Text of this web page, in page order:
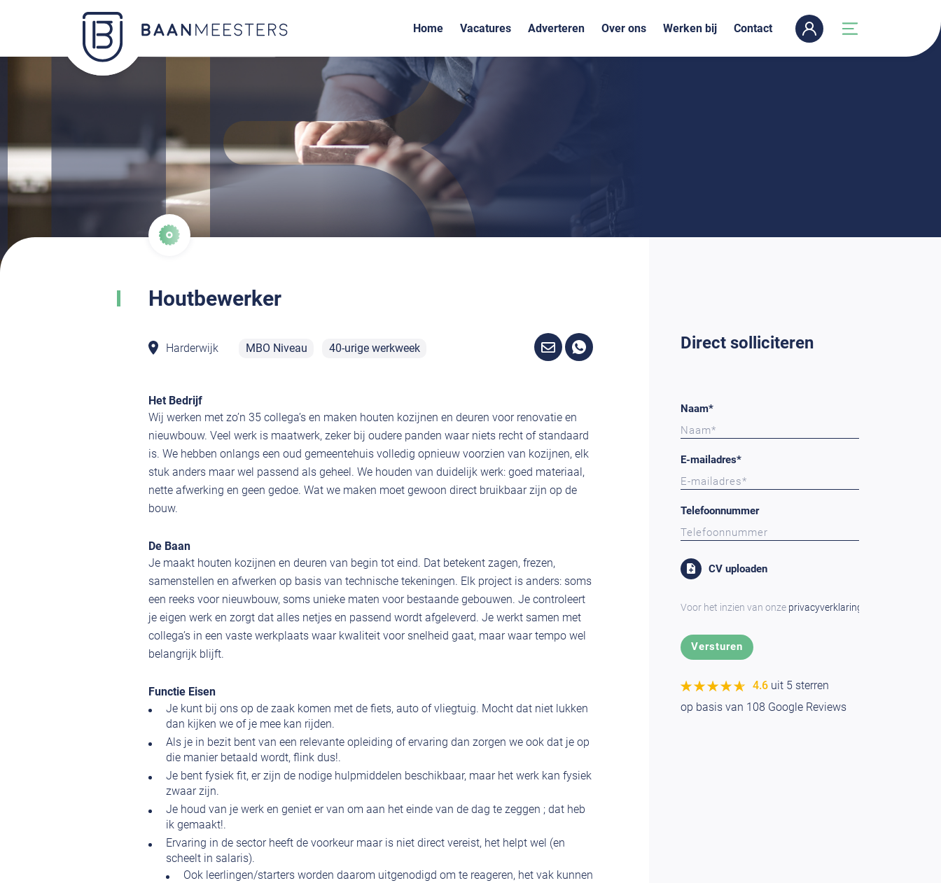
Home Vacatures Adverteren Over ons Werken bij Contact
Houtbewerker
Harderwijk MBO Niveau 40-urige werkweek
Het Bedrijf
Wij werken met zo’n 35 collega’s en maken houten kozijnen en deuren voor renovatie en
nieuwbouw. Veel werk is maatwerk, zeker bij oudere panden waar niets recht of standaard
is. We hebben onlangs een oud gemeentehuis volledig opnieuw voorzien van kozijnen, elk
stuk anders maar wel passend als geheel. We houden van duidelijk werk: goed materiaal,
nette afwerking en geen gedoe. Wat we maken moet gewoon direct bruikbaar zijn op de
bouw.
De Baan
Je maakt houten kozijnen en deuren van begin tot eind. Dat betekent zagen, frezen,
samenstellen en afwerken op basis van technische tekeningen. Elk project is anders: soms
een reeks voor nieuwbouw, soms unieke maten voor bestaande gebouwen. Je controleert
je eigen werk en zorgt dat alles netjes en passend wordt afgeleverd. Je werkt samen met
collega’s in een vaste werkplaats waar kwaliteit voor snelheid gaat, maar waar tempo wel
belangrijk blijft.
Functie Eisen
Je kunt bij ons op de zaak komen met de fiets, auto of vliegtuig. Mocht dat niet lukken
dan kijken we of je mee kan rijden.
Als je in bezit bent van een relevante opleiding of ervaring dan zorgen we ook dat je op
die manier betaald wordt, flink dus!.
Je bent fysiek fit, er zijn de nodige hulpmiddelen beschikbaar, maar het werk kan fysiek
zwaar zijn.
Je houd van je werk en geniet er van om aan het einde van de dag te zeggen ; dat heb
ik gemaakt!.
Ervaring in de sector heeft de voorkeur maar is niet direct vereist, het helpt wel (en
scheelt in salaris).
Ook leerlingen/starters worden daarom uitgenodigd om te reageren, het vak kunnen
Direct solliciteren
Naam*
E-mailadres*
Telefoonnummer
CV uploaden
Voor het inzien van onze privacyverklaring
★★★★★
★★★★★ 4.6 uit 5 sterren
op basis van 108 Google Reviews